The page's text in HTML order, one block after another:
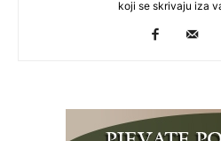
koji se skrivaju iza